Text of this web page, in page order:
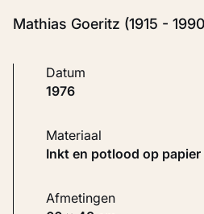
Mathias Goeritz (1915 -
Datum
1976
Materiaal
Inkt en potlood op papier
Afmetingen